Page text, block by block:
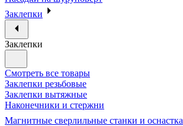
Заклепки
Заклепки
Смотреть все товары
Заклепки резьбовые
Заклепки вытяжные
Наконечники и стержни
Магнитные сверлильные станки и оснастка